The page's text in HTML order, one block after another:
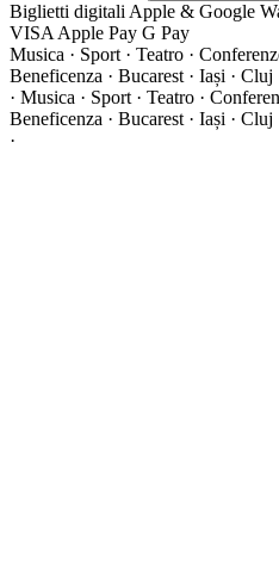
Biglietti digitali Apple & Google
VISA Apple Pay G Pay
Musica · Sport · Teatro ·
Beneficenza · Bucarest · Iași ·
· Musica · Sport · Teatro ·
Beneficenza · Bucarest · Iași ·
·